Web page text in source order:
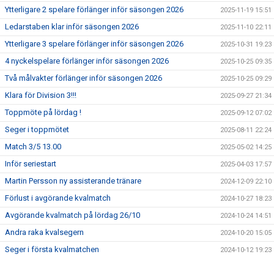
Ytterligare 2 spelare förlänger inför säsongen 2026 2025-11-19 15:51
Ledarstaben klar inför säsongen 2026 2025-11-10 22:11
Ytterligare 3 spelare förlänger inför säsongen 2026 2025-10-31 19:23
4 nyckelspelare förlänger inför säsongen 2026 2025-10-25 09:35
Två målvakter förlänger inför säsongen 2026 2025-10-25 09:29
Klara för Division 3!!! 2025-09-27 21:34
Toppmöte på lördag ! 2025-09-12 07:02
Seger i toppmötet 2025-08-11 22:24
Match 3/5 13.00 2025-05-02 14:25
Inför seriestart 2025-04-03 17:57
Martin Persson ny assisterande tränare 2024-12-09 22:10
Förlust i avgörande kvalmatch 2024-10-27 18:23
Avgörande kvalmatch på lördag 26/10 2024-10-24 14:51
Andra raka kvalsegern 2024-10-20 15:05
Seger i första kvalmatchen 2024-10-12 19:23